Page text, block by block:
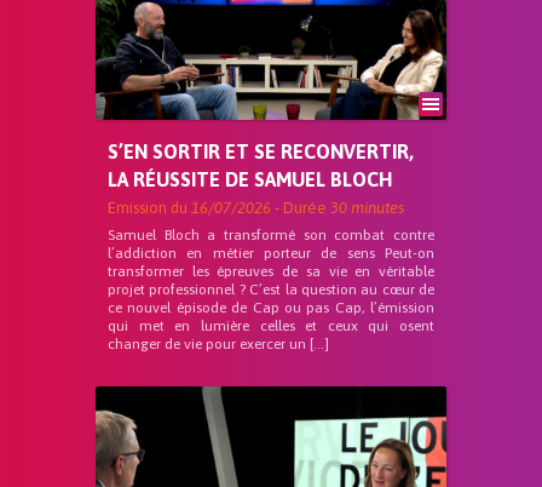
S’EN SORTIR ET SE RECONVERTIR,
LA RÉUSSITE DE SAMUEL BLOCH
Emission du 16/07/2026 - Durée 30 minutes
Samuel Bloch a transformé son combat contre
l’addiction en métier porteur de sens Peut-on
transformer les épreuves de sa vie en véritable
projet professionnel ? C’est la question au cœur de
ce nouvel épisode de Cap ou pas Cap, l’émission
qui met en lumière celles et ceux qui osent
changer de vie pour exercer un […]